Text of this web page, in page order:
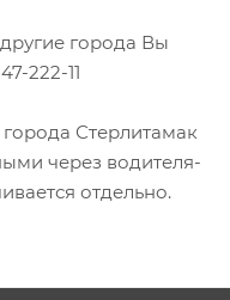
города Вы
222-11
Стерлитамак
через водителя-
отдельно.